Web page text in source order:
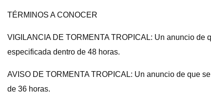
TÉRMINOS A CONOCER
VIGILANCIA DE TORMENTA TROPICAL: Un anuncio de
especificada dentro de 48 horas.
AVISO DE TORMENTA TROPICAL: Un anuncio de que
de 36 horas.